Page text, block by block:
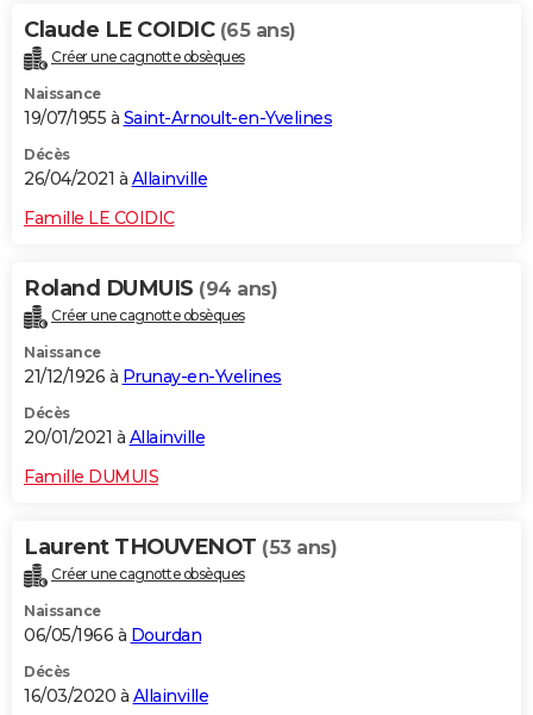
Claude LE COIDIC (65 ans)
Créer une cagnotte obsèques
Naissance
19/07/1955 à Saint-Arnoult-en-Yvelines
Décès
26/04/2021 à Allainville
Famille LE COIDIC
Roland DUMUIS (94 ans)
Créer une cagnotte obsèques
Naissance
21/12/1926 à Prunay-en-Yvelines
Décès
20/01/2021 à Allainville
Famille DUMUIS
Laurent THOUVENOT (53 ans)
Créer une cagnotte obsèques
Naissance
06/05/1966 à Dourdan
Décès
16/03/2020 à Allainville